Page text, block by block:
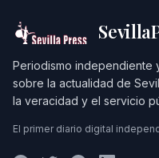
Periodismo independiente
sobre la actualidad de
la veracidad y el servicio
El primer diario digital